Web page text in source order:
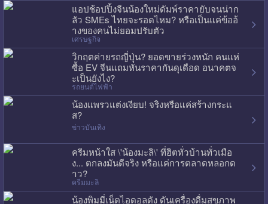
แอปช้อปปิ้งจีนน้องใหม่ดัมพ์ราคายับจนน่าก
ลัว SMEs ไทยจะรอดไหม? หรือเป็นแค่ข้ออ้
างของคนไม่ยอมปรับตัว
เศรษฐกิจ
วิกฤตค่ายรถญี่ปุ่น? ยอดขายร่วงหนัก คนแห่
ซื้อ EV จีนแถมหั่นราคากันดุเดือด อนาคตจ
ะเป็นยังไง?
รถยนต์ไฟฟ้า
น้องแพรวแต่งเงียบ! จริงหรือแค่สร้างกระแ
ส?
ข่าวบันเทิง
ครีมหน้าใส \'น้องมะลิ\' ที่ฮิตทั่วบ้านทั่วเมือ
ง... ตกลงมันดีจริง หรือแค่การตลาดหลอกด
าว?
ครีมมะลิ
น้องพิมมี่เน็ตไอดอลดัง ดันเครื่องดื่มสุขภาพ